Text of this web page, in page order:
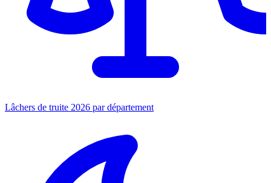
Lâchers de truite 2026 par département